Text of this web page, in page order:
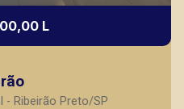
L
- Ribeirão Preto/SP